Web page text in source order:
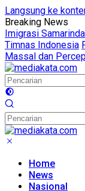
Langsung ke
Breaking News
Imigrasi
Timnas Indonesia
Massal dan
Home
News
Nasional